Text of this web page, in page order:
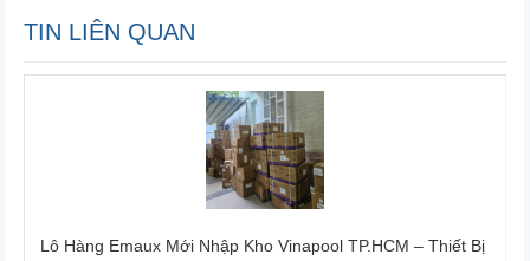
TIN LIÊN QUAN
Lô Hàng Emaux Mới Nhập Kho Vinapool TP.HCM – Thiết Bị